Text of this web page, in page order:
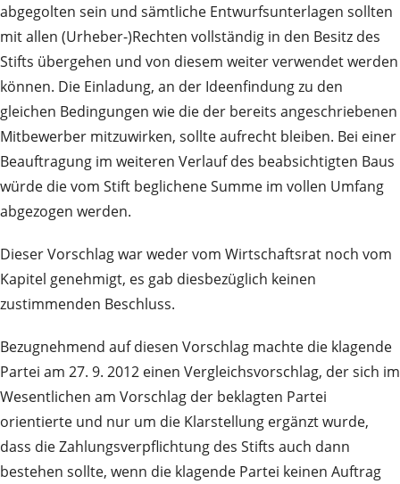
abgegolten sein und sämtliche Entwurfsunterlagen sollten
mit allen (Urheber-)Rechten vollständig in den Besitz des
Stifts übergehen und von diesem weiter verwendet werden
können. Die Einladung, an der Ideenfindung zu den
gleichen Bedingungen wie die der bereits angeschriebenen
Mitbewerber mitzuwirken, sollte aufrecht bleiben. Bei einer
Beauftragung im weiteren Verlauf des beabsichtigten Baus
würde die vom Stift beglichene Summe im vollen Umfang
abgezogen werden.
Dieser Vorschlag war weder vom Wirtschaftsrat noch vom
Kapitel genehmigt, es gab diesbezüglich keinen
zustimmenden Beschluss.
Bezugnehmend auf diesen Vorschlag machte die klagende
Partei am 27. 9. 2012 einen Vergleichsvorschlag, der sich im
Wesentlichen am Vorschlag der beklagten Partei
orientierte und nur um die Klarstellung ergänzt wurde,
dass die Zahlungsverpflichtung des Stifts auch dann
bestehen sollte, wenn die klagende Partei keinen Auftrag